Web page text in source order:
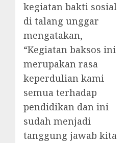
kegiatan bakti sosial
di talang unggar
mengatakan,
“Kegiatan baksos ini
merupakan rasa
keperdulian kami
semua terhadap
pendidikan dan ini
sudah menjadi
tanggung jawab kita